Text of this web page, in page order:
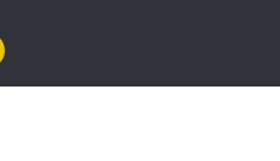
localisation